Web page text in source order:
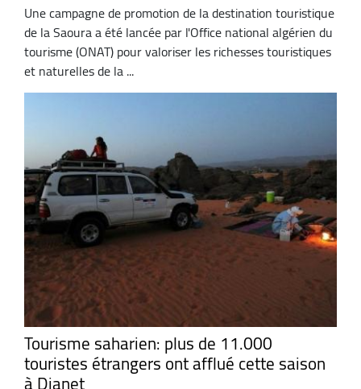
Une campagne de promotion de la destination touristique
de la Saoura a été lancée par l'Office national algérien du
tourisme (ONAT) pour valoriser les richesses touristiques
et naturelles de la ...
Tourisme saharien: plus de 11.000
touristes étrangers ont afflué cette saison